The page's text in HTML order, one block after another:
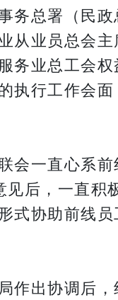
务总署（民
业员总会
务业总工会
执行工作会
会一直心系
后，一直
式协助前线
作出协调后